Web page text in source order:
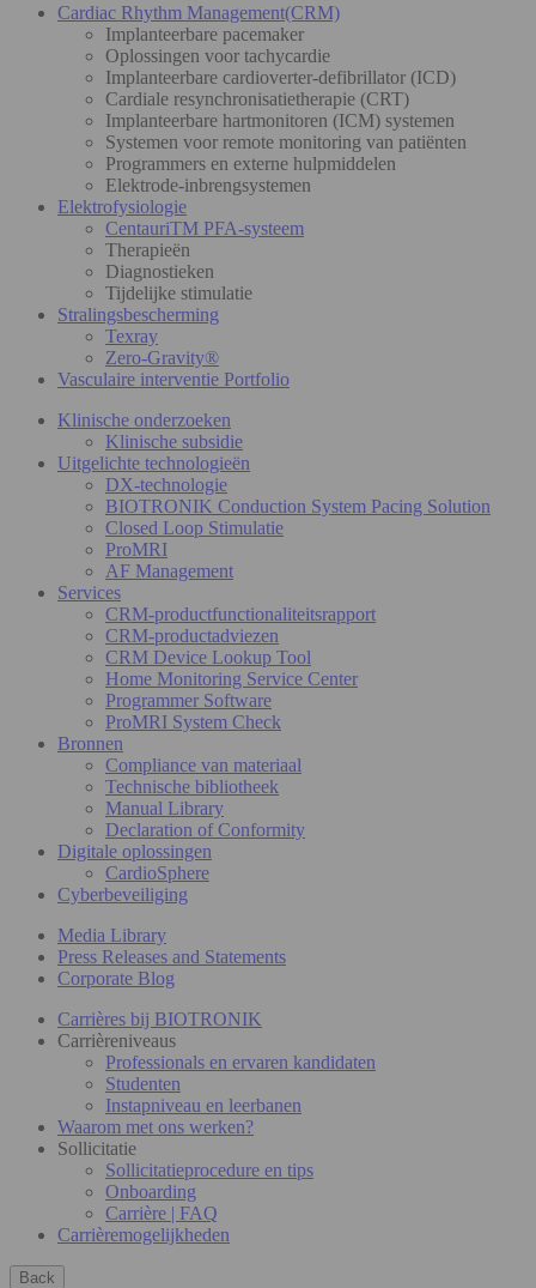
Cardiac Rhythm Management(CRM)
Implanteerbare pacemaker
Oplossingen voor tachycardie
Implanteerbare cardioverter-defibrillator (ICD)
Cardiale resynchronisatietherapie (CRT)
Implanteerbare hartmonitoren (ICM) systemen
Systemen voor remote monitoring van patiënten
Programmers en externe hulpmiddelen
Elektrode-inbrengsystemen
Elektrofysiologie
CentauriTM PFA-systeem
Therapieën
Diagnostieken
Tijdelijke stimulatie
Stralingsbescherming
Texray
Zero-Gravity®
Vasculaire interventie Portfolio
Klinische onderzoeken
Klinische subsidie
Uitgelichte technologieën
DX-technologie
BIOTRONIK Conduction System Pacing Solution
Closed Loop Stimulatie
ProMRI
AF Management
Services
CRM-productfunctionaliteitsrapport
CRM-productadviezen
CRM Device Lookup Tool
Home Monitoring Service Center
Programmer Software
ProMRI System Check
Bronnen
Compliance van materiaal
Technische bibliotheek
Manual Library
Declaration of Conformity
Digitale oplossingen
CardioSphere
Cyberbeveiliging
Media Library
Press Releases and Statements
Corporate Blog
Carrières bij BIOTRONIK
Carrièreniveaus
Professionals en ervaren kandidaten
Studenten
Instapniveau en leerbanen
Waarom met ons werken?
Sollicitatie
Sollicitatieprocedure en tips
Onboarding
Carrière | FAQ
Carrièremogelijkheden
Back